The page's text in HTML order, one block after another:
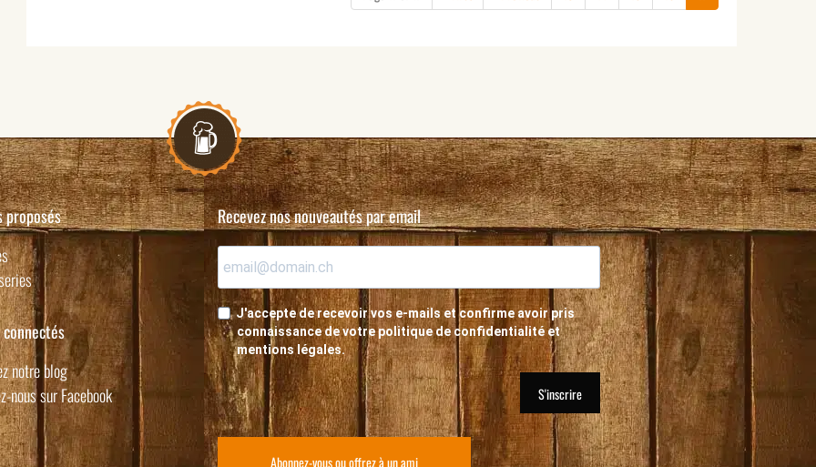
notre blog
nous sur Facebook
Recevez nos nouveautés par email
J'accepte de recevoir vos e-mails et confirme avoir pris
connaissance de votre politique de confidentialité et
mentions légales.
S'inscrire
Abonnez-vous ou offrez à un ami